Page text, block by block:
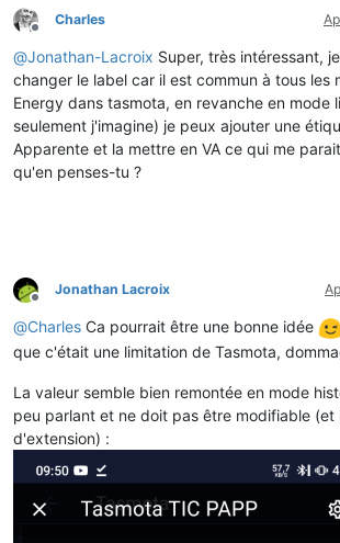
Offline
Charles
@Jonathan-Lacroix Super, très intéressant,
changer le label car il est commun à tous les
Energy dans tasmota, en revanche en mode
seulement j'imagine) je peux ajouter une
Apparente et la mettre en VA ce qui me
qu'en penses-tu ?
Offline
Jonathan Lacroix
@Charles Ca pourrait être une bonne idée
que c'était une limitation de Tasmota,
La valeur semble bien remontée en mode
peu parlant et ne doit pas être modifiable (et
d'extension) :